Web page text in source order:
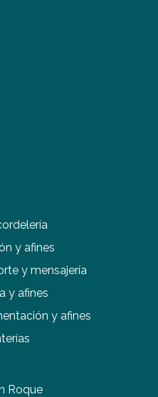
y afines
y mensajería
y afines
y afines
Roque